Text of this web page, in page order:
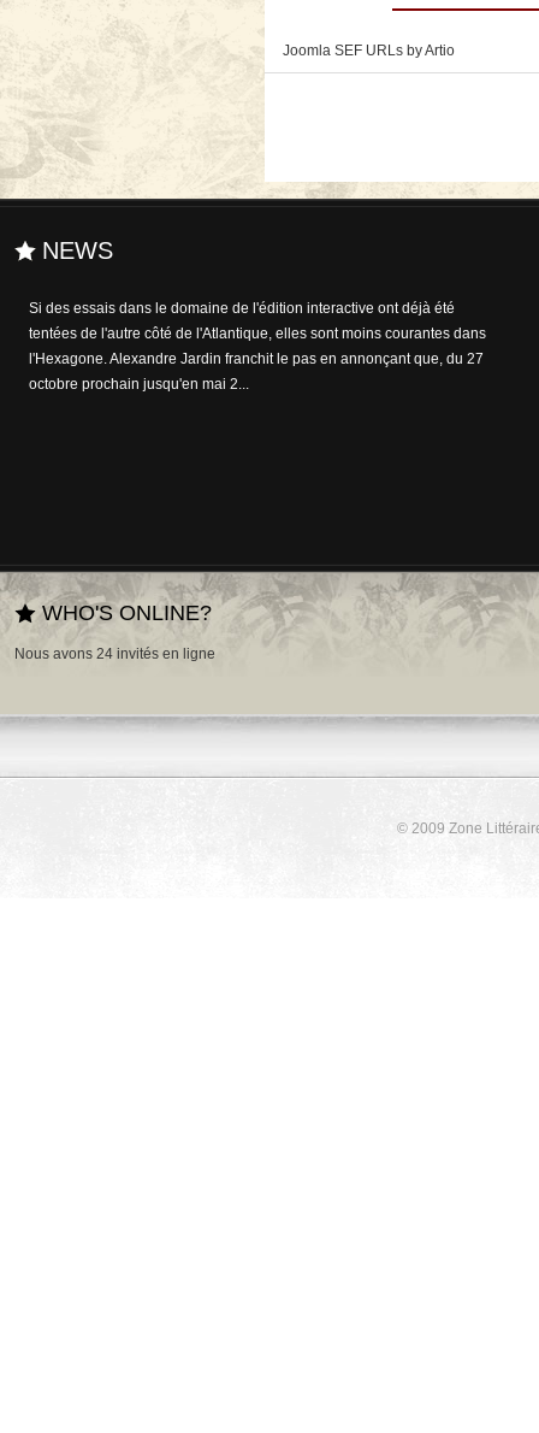
Joomla SEF URLs by Artio
NEWS
Si des essais dans le domaine de l'édition interactive ont déjà été
tentées de l'autre côté de l'Atlantique, elles sont moins courantes dans
l'Hexagone. Alexandre Jardin franchit le pas en annonçant que, du 27
octobre prochain jusqu'en mai 2...
WHO'S ONLINE?
Nous avons 24 invités en ligne
© 2009 Zone